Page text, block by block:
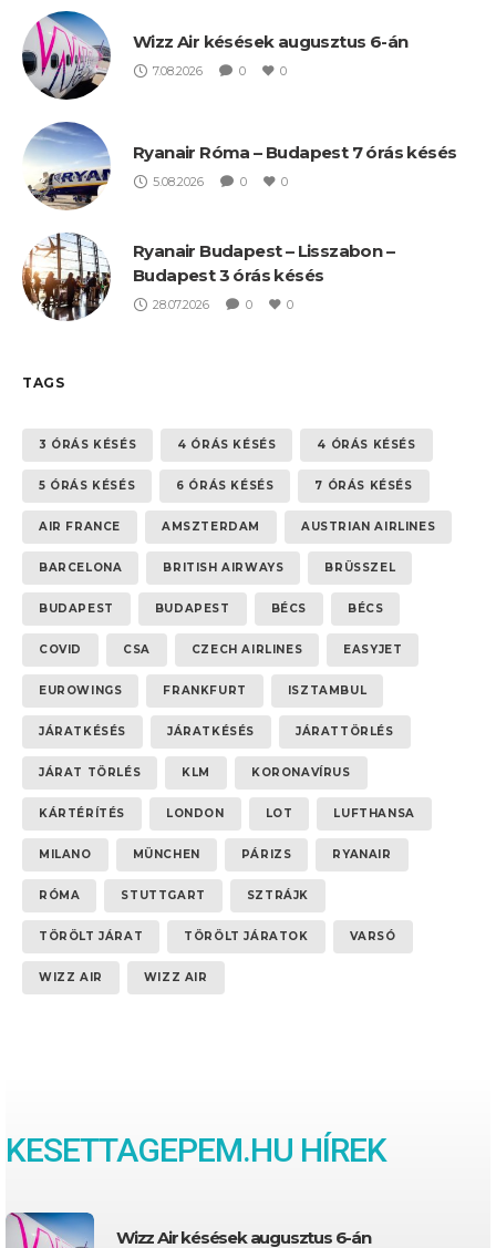
Wizz Air késések augusztus 6-án
7.08.2026 0 0
Ryanair Róma – Budapest 7 órás késés
5.08.2026 0 0
Ryanair Budapest – Lisszabon –
Budapest 3 órás késés
28.07.2026 0 0
TAGS
3 ÓRÁS KÉSÉS 4 ÓRÁS KÉSÉS 4 ÓRÁS KÉSÉS
5 ÓRÁS KÉSÉS 6 ÓRÁS KÉSÉS 7 ÓRÁS KÉSÉS
AIR FRANCE AMSZTERDAM AUSTRIAN AIRLINES
BARCELONA BRITISH AIRWAYS BRÜSSZEL
BUDAPEST BUDAPEST BÉCS BÉCS
COVID CSA CZECH AIRLINES EASYJET
EUROWINGS FRANKFURT ISZTAMBUL
JÁRATKÉSÉS JÁRATKÉSÉS JÁRATTÖRLÉS
JÁRAT TÖRLÉS KLM KORONAVÍRUS
KÁRTÉRÍTÉS LONDON LOT LUFTHANSA
MILANO MÜNCHEN PÁRIZS RYANAIR
RÓMA STUTTGART SZTRÁJK
TÖRÖLT JÁRAT TÖRÖLT JÁRATOK VARSÓ
WIZZ AIR WIZZ AIR
KESETTAGEPEM.HU HÍREK
Wizz Air késések augusztus 6-án